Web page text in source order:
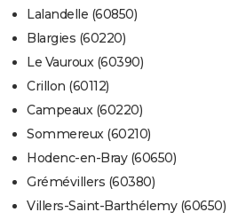
Lalandelle (60850)
Blargies (60220)
Le Vauroux (60390)
Crillon (60112)
Campeaux (60220)
Sommereux (60210)
Hodenc-en-Bray (60650)
Grémévillers (60380)
Villers-Saint-Barthélemy (60650)